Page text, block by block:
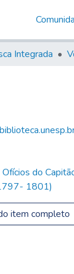
Integrada
do
1801)
item completo